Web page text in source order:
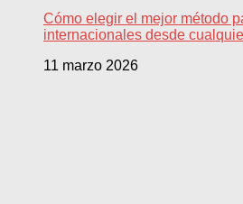
Cómo elegir el mejor método
internacionales desde
11 marzo 2026